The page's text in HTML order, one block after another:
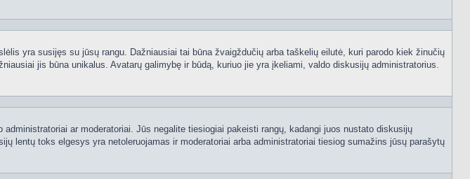
yra susijęs su jūsų rangu. Dažniausiai tai būna žvaigždučių arba taškelių eilutė, kuri parodo kiek žinučių
jis būna unikalus. Avatarų galimybę ir būdą, kuriuo jie yra įkeliami, valdo diskusijų administratorius.
ar moderatoriai. Jūs negalite tiesiogiai pakeisti rangų, kadangi juos nustato diskusijų
lentų toks elgesys yra netoleruojamas ir moderatoriai arba administratoriai tiesiog sumažins jūsų parašytų